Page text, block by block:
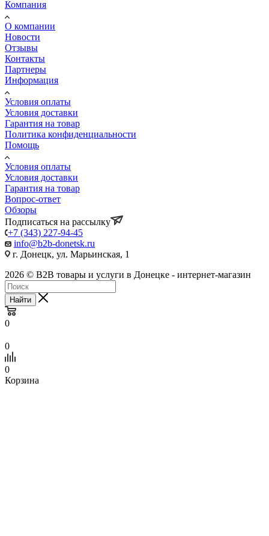
Компания
О компании
Новости
Отзывы
Контакты
Партнеры
Информация
Условия оплаты
Условия доставки
Гарантия на товар
Политика конфиденциальности
Помощь
Условия оплаты
Условия доставки
Гарантия на товар
Вопрос-ответ
Обзоры
Подписаться на рассылку
+7 (343) 227-94-45
info@b2b-donetsk.ru
г. Донецк, ул. Марьинская, 1
2026 © B2B товары и услуги в Донецке - интернет-магазин
Найти
0
0
0
Корзина